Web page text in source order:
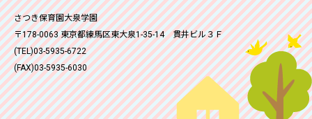
さつき保育園大泉学園
〒178-0063 東京都練馬区東大泉1-35-14 貫井ビル３Ｆ
(TEL)03-5935-6722
(FAX)03-5935-6030